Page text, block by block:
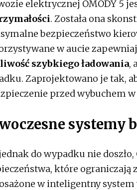
elektrycznej OMODY 5
. Została ona
bezpieczeństwo
w aucie
szybkiego ładowania,
Zaprojektowano je tak,
przed wybuchem
systemy
do wypadku nie
które
w inteligentny system